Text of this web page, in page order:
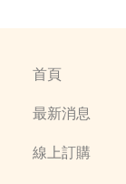
首頁
最新消息
線上訂購